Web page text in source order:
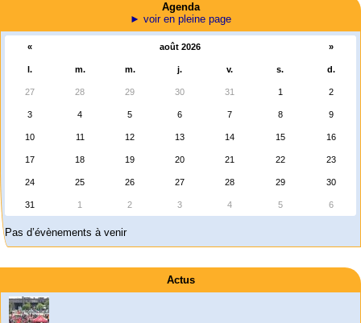
Agenda
► voir en pleine page
« août 2026 »
l. m. m. j. v. s. d.
27 28 29 30 31 1 2
3 4 5 6 7 8 9
10 11 12 13 14 15 16
17 18 19 20 21 22 23
24 25 26 27 28 29 30
31 1 2 3 4 5 6
Pas d’évènements à venir
Actus